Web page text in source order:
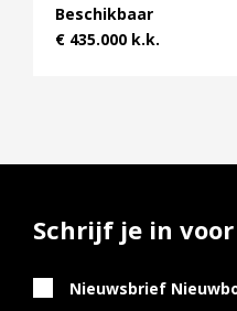
Beschikbaar
€ 435.000 k.k.
Schrijf je in
Nieuwsbrief